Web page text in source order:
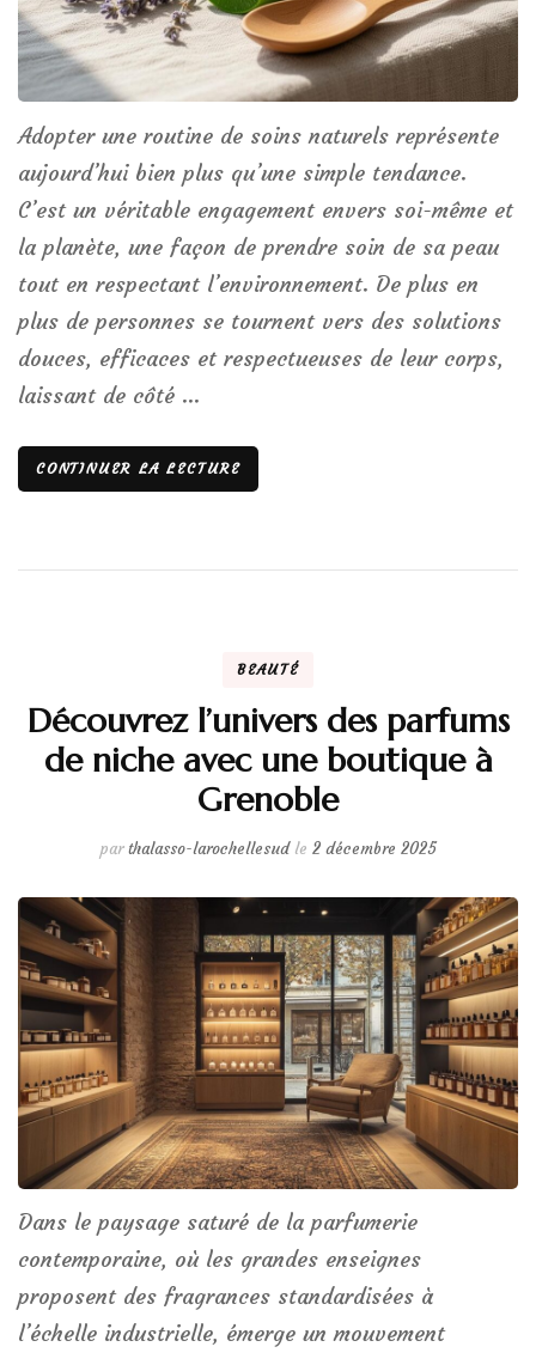
Adopter une routine de soins naturels représente
aujourd’hui bien plus qu’une simple tendance.
C’est un véritable engagement envers soi-même et
la planète, une façon de prendre soin de sa peau
tout en respectant l’environnement. De plus en
plus de personnes se tournent vers des solutions
douces, efficaces et respectueuses de leur corps,
laissant de côté …
CONTINUER LA LECTURE
BEAUTÉ
Découvrez l’univers des parfums
de niche avec une boutique à
Grenoble
parthalasso-larochellesud le 2 décembre 2025
Dans le paysage saturé de la parfumerie
contemporaine, où les grandes enseignes
proposent des fragrances standardisées à
l’échelle industrielle, émerge un mouvement